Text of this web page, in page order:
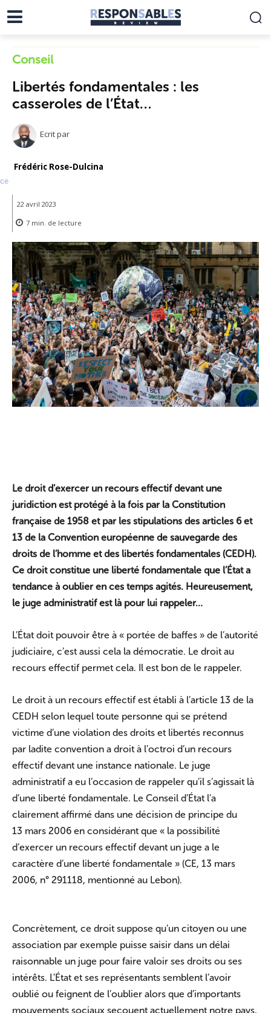
Conseil
Libertés fondamentales : les
casseroles de l’État…
Ecrit par
Frédéric Rose-Dulcina
22 avril 2023
7 min. de lecture
Le droit d’exercer un recours effectif devant une
juridiction est protégé à la fois par la Constitution
française de 1958 et par les stipulations des articles 6 et
13 de la Convention européenne de sauvegarde des
droits de l’homme et des libertés fondamentales (CEDH).
Ce droit constitue une liberté fondamentale que l’État a
tendance à oublier en ces temps agités. Heureusement,
le juge administratif est là pour lui rappeler…
L’État doit pouvoir être à « portée de baffes » de l’autorité
judiciaire, c’est aussi cela la démocratie. Le droit au
recours effectif permet cela. Il est bon de le rappeler.
Le droit à un recours effectif est établi à l’article 13 de la
CEDH selon lequel toute personne qui se prétend
victime d’une violation des droits et libertés reconnus
par ladite convention a droit à l’octroi d’un recours
effectif devant une instance nationale. Le juge
administratif a eu l’occasion de rappeler qu’il s’agissait là
d’une liberté fondamentale. Le Conseil d’État l’a
clairement affirmé dans une décision de principe du
13 mars 2006 en considérant que « la possibilité
d’exercer un recours effectif devant un juge a le
caractère d’une liberté fondamentale » (CE, 13 mars
2006, n° 291118, mentionné au Lebon).
Concrètement, ce droit suppose qu’un citoyen ou une
association par exemple puisse saisir dans un délai
raisonnable un juge pour faire valoir ses droits ou ses
intérêts. L’État et ses représentants semblent l’avoir
oublié ou feignent de l’oublier alors que d’importants
mouvements sociaux secouent actuellement notre pays,